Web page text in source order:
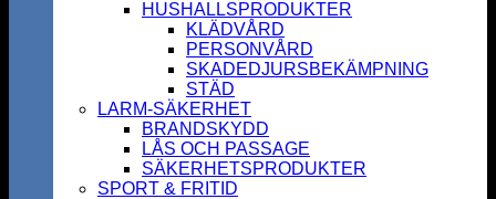
HUSHALLSPRODUKTER
KLÄDVÅRD
PERSONVÅRD
SKADEDJURSBEKÄMPNING
STÄD
LARM-SÄKERHET
BRANDSKYDD
LÅS OCH PASSAGE
SÄKERHETSPRODUKTER
SPORT & FRITID